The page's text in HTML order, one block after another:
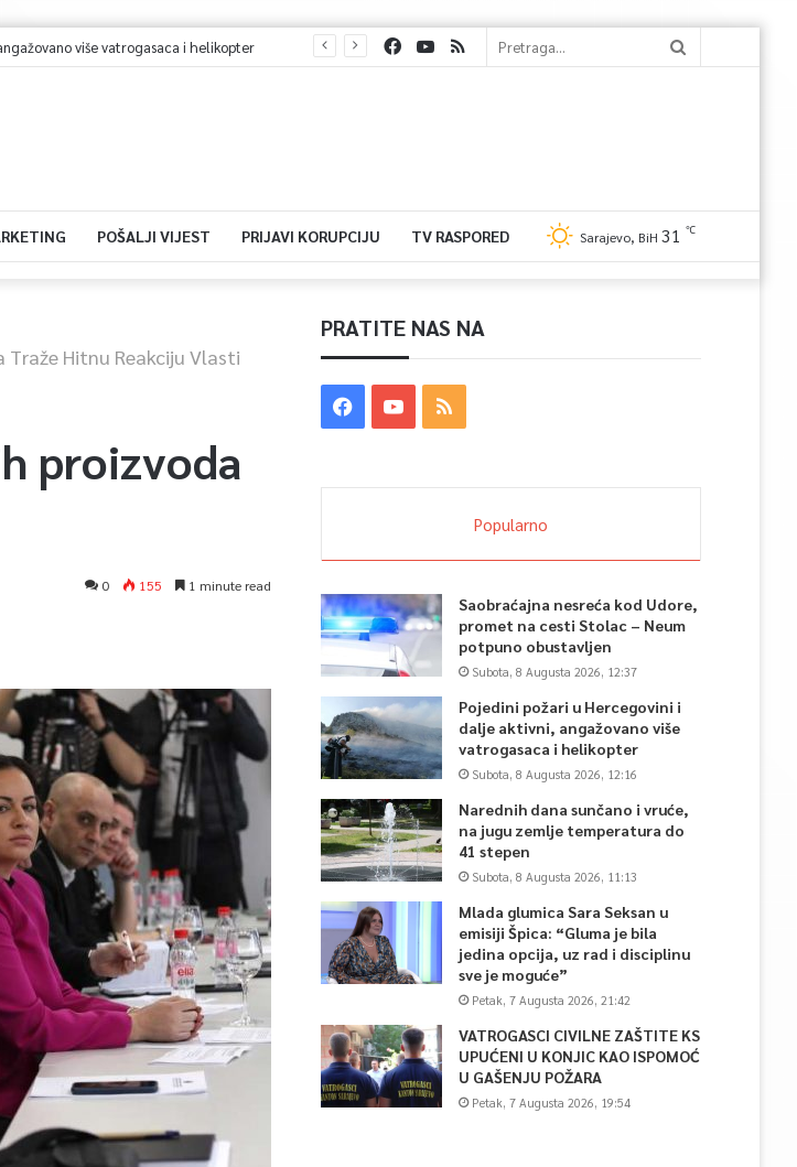
više vatrogasaca i helikopter
POŠALJI VIJEST PRIJAVI KORUPCIJU TV RASPORED Sarajevo, BiH 31 ℃
Traže Hitnu Reakciju Vlasti
proizvoda
0 155 1 minute read
PRATITE NAS NA
Popularno
Saobraćajna nesreća kod Udore,
promet na cesti Stolac – Neum
potpuno obustavljen
Subota, 8 Augusta 2026, 12:37
Pojedini požari u Hercegovini i
dalje aktivni, angažovano više
vatrogasaca i helikopter
Subota, 8 Augusta 2026, 12:16
Narednih dana sunčano i vruće,
na jugu zemlje temperatura do
41 stepen
Subota, 8 Augusta 2026, 11:13
Mlada glumica Sara Seksan u
emisiji Špica: “Gluma je bila
jedina opcija, uz rad i disciplinu
sve je moguće”
Petak, 7 Augusta 2026, 21:42
VATROGASCI CIVILNE ZAŠTITE KS
UPUĆENI U KONJIC KAO ISPOMOĆ
U GAŠENJU POŽARA
Petak, 7 Augusta 2026, 19:54